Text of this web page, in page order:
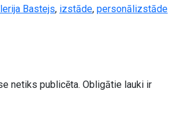
Bastejs, izstāde, personālizstāde
netiks publicēta. Obligātie lauki ir